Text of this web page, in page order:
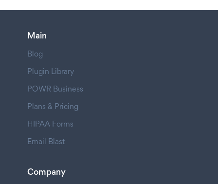
Main
Blog
Plugin Library
POWR Business
Plans & Pricing
HIPAA Forms
Email Blast
Company